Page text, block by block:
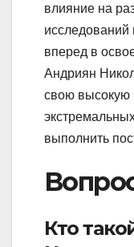
влияние на
вперед в
Андриян
свою высокую
выполнить
Кто